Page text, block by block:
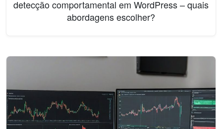
detecção comportamental em WordPress – quais
abordagens escolher?